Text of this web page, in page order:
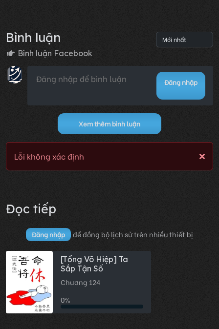
Bình luận
Bình luận Facebook
Đăng nhập
Xem thêm bình luận
Lỗi không xác định
Đọc tiếp
Đăng nhập để đồng bộ lịch sử trên nhiều thiết bị
[Tổng Võ Hiệp] Ta
Sắp Tận Số
Chương 124
0%